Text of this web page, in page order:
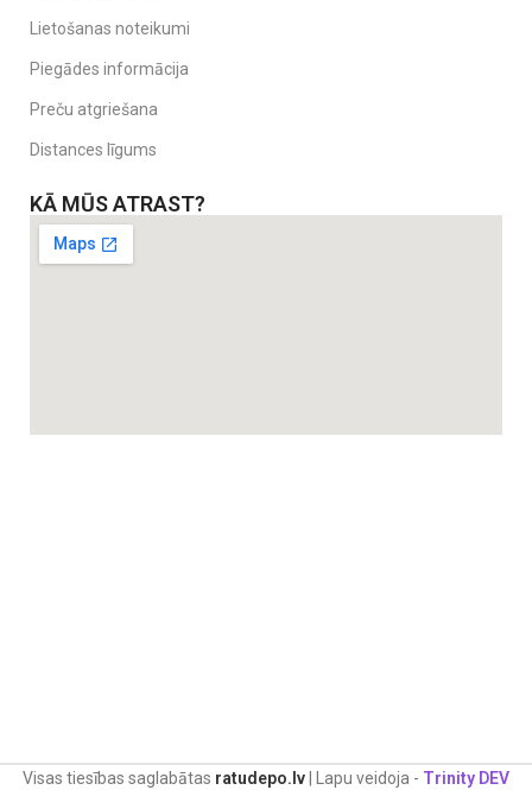
Lietošanas noteikumi
Piegādes informācija
Preču atgriešana
Distances līgums
KĀ MŪS ATRAST?
Visas tiesības saglabātas ratudepo.lv | Lapu veidoja - Trinity DEV